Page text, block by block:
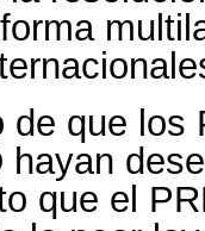
de que los
hayan
que el